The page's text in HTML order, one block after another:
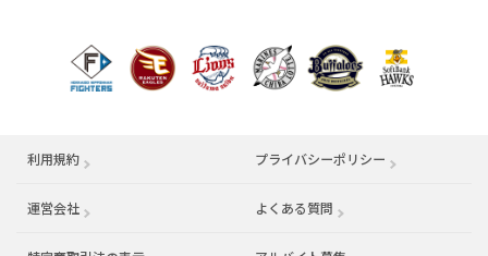
利用規約 プライバシーポリシー
運営会社 （別ウィンドウで開く） よくある質問